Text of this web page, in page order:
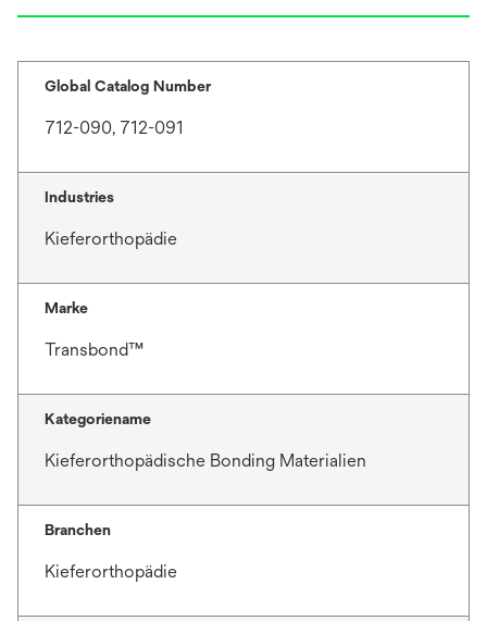
Global Catalog Number
712-090, 712-091
Industries
Kieferorthopädie
Marke
Transbond™
Kategoriename
Kieferorthopädische Bonding Materialien
Branchen
Kieferorthopädie